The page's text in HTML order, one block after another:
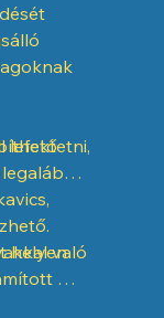
lefektetni,
való
helyen
min.